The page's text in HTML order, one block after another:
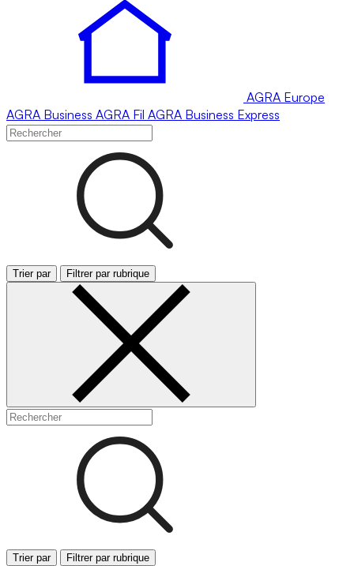
AGRA Europe
AGRA Business AGRA Fil AGRA Business Express
Trier par Filtrer par rubrique
Trier par Filtrer par rubrique